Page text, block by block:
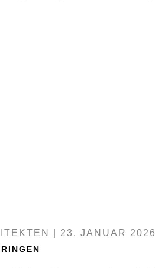
23. JANUAR 2026